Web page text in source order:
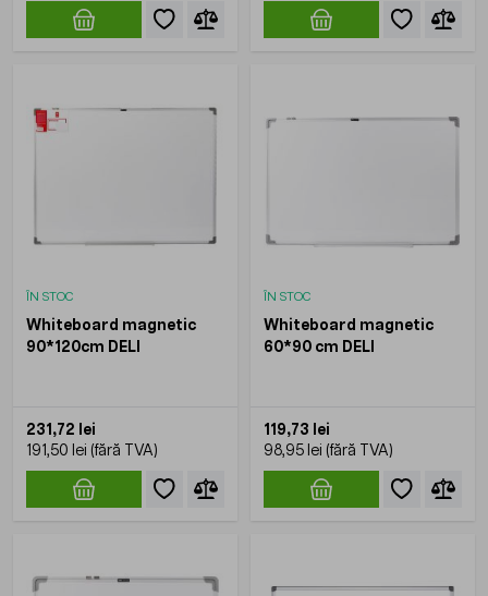
ÎN STOC
Whiteboard magnetic
90*120cm DELI
231,72 lei
191,50 lei
ÎN STOC
Whiteboard magnetic
60*90 cm DELI
119,73 lei
98,95 lei